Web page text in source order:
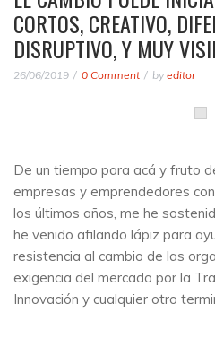
CORTOS, CREATIVO,
DISRUPTIVO, Y MUY
26/06/2019 0 Comment by editor
De un tiempo para acá y fruto
empresas y emprendedores
los últimos años, me he
he venido afilando lápiz para
resistencia al cambio de las
exigencia del mercado por la
Innovación y cualquier otro